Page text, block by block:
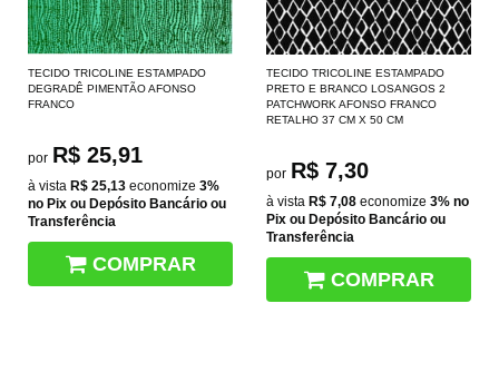
TECIDO TRICOLINE ESTAMPADO
DEGRADÊ PIMENTÃO AFONSO
FRANCO
por R$ 25,91
à vista R$ 25,13 economize 3%
no Pix ou Depósito Bancário ou
Transferência
COMPRAR
TECIDO TRICOLINE ESTAMPADO
PRETO E BRANCO LOSANGOS 2
PATCHWORK AFONSO FRANCO
RETALHO 37 CM X 50 CM
por R$ 7,30
à vista R$ 7,08 economize 3% no
Pix ou Depósito Bancário ou
Transferência
COMPRAR